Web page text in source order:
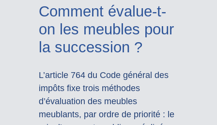
Comment évalue-t-
on les meubles pour
la succession ?
L’article 764 du Code général des
impôts fixe trois méthodes
d’évaluation des meubles
meublants, par ordre de priorité : le